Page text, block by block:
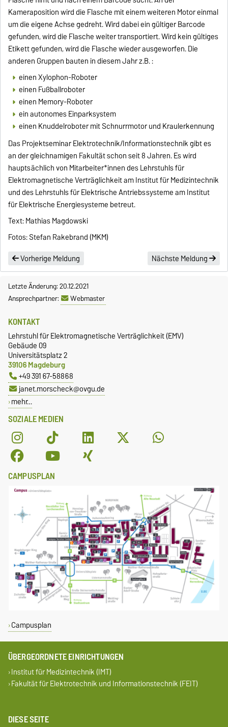
Kameraposition wird die Flasche mit einem weiteren Motor einmal
um die eigene Achse gedreht. Wird dabei ein gültiger Barcode
gefunden, wird die Flasche weiter transportiert. Wird kein gültiges
Etikett gefunden, wird die Flasche wieder ausgeworfen. Die
anderen Gruppen bauten in diesem Jahr z.B. :
einen Xylophon-Roboter
einen Fußballroboter
einen Memory-Roboter
ein autonomes Einparksystem
einen Knuddelroboter mit Schnurrmotor und Kraulerkennung
Das Projektseminar Elektrotechnik/Informationstechnik gibt es
an der gleichnamigen Fakultät schon seit 8 Jahren. Es wird
hauptsächlich von Mitarbeiter*innen des Lehrstuhls für
Elektromagnetische Verträglichkeit am Institut für Medizintechnik
und des Lehrstuhls für Elektrische Antriebssysteme am Institut
für Elektrische Energiesysteme betreut.
Text: Mathias Magdowski
Fotos: Stefan Rakebrand (MKM)
Vorherige Meldung
Nächste Meldung
Letzte Änderung: 20.12.2021
Ansprechpartner:
Webmaster
SOZIALE MEDIEN
KONTAKT
Lehrstuhl für Elektromagnetische Verträglichkeit (EMV)
Gebäude 09
Universitätsplatz 2
39106 Magdeburg
+49 391 67-58868
janet.morscheck@ovgu.de
mehr…
CAMPUSPLAN
Campusplan
ÜBERGEORDNETE EINRICHTUNGEN
Institut für Medizintechnik (IMT)
Fakultät für Elektrotechnik und Informationstechnik (FEIT)
DIESE SEITE